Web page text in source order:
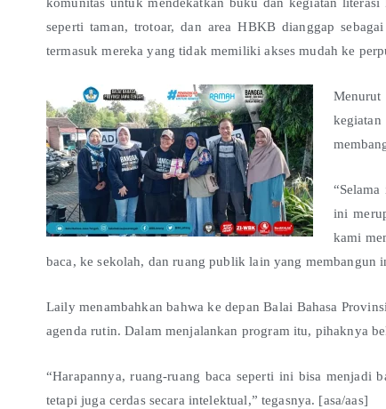
komunitas untuk mendekatkan buku dan kegiatan
seperti taman, trotoar, dan area HBKB dianggap
termasuk mereka yang tidak memiliki akses mudah ke
ini
kami
baca, ke sekolah, dan ruang publik lain yang membangun
Laily menambahkan bahwa ke depan Balai Bahasa
agenda rutin. Dalam menjalankan program itu, pihaknya
“Harapannya, ruang-ruang baca seperti ini bisa menjadi
tetapi juga cerdas secara intelektual,” tegasnya. [asa/aas]